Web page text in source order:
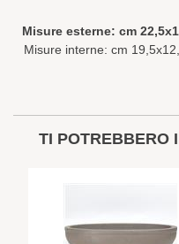
Misure esterne: cm
Misure interne: cm
TI POTREBBERO